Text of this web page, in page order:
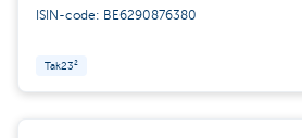
ISIN-code: BE6290876380
Tak23²